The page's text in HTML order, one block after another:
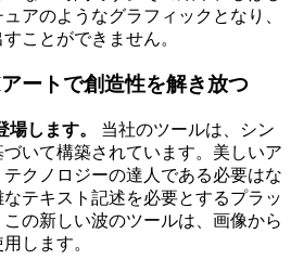
アのようなグラフィックとなり、
ことができません。
ートで創造性を解き放つ
場します。
当社のツールは、シン
いて構築されています。美しいア
クノロジーの達人である必要はな
テキスト記述を必要とするプラッ
この新しい波のツールは、画像から
します。